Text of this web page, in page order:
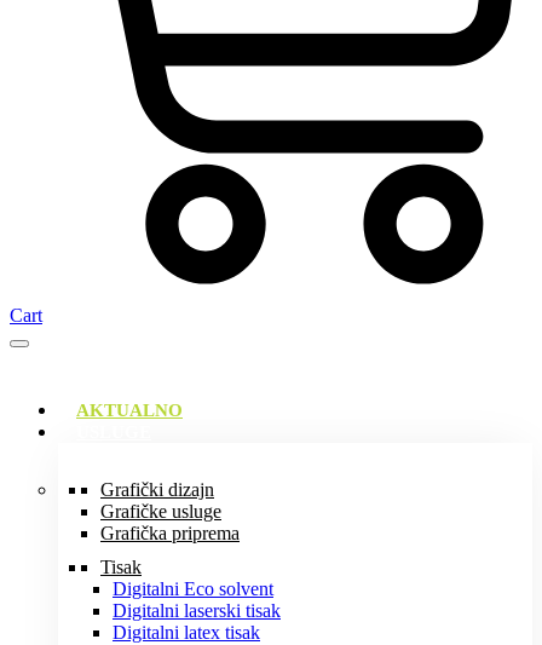
Cart
AKTUALNO
Grafički dizajn
Grafičke usluge
Grafička priprema
Tisak
Digitalni Eco solvent
Digitalni laserski tisak
Digitalni latex tisak